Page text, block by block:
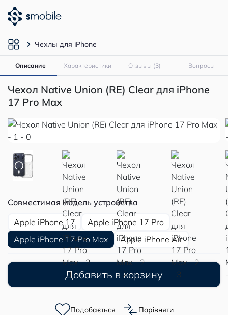
Чехлы для iPhone
Описание Характеристики Отзывы (3) Вопросы
Чехол Native Union (RE) Clear для iPhone
17 Pro Max
Совместимая модель устройства
Apple iPhone 17
Apple iPhone 17 Pro
Apple iPhone 17 Pro Max
Apple iPhone Air
Добавить в корзину
Подобається Порівняти